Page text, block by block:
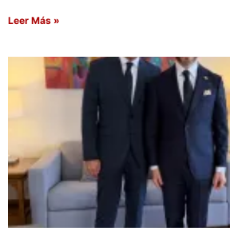
Leer Más »